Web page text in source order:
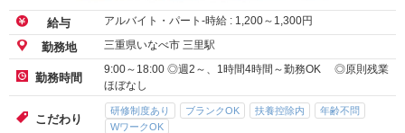
給与 アルバイト・パート-時給 : 1,200～ 1,300円
勤務地 三重県いなべ市 三里駅
勤務時間
9:00～18:00 ◎週2～、1時間4時間～勤務OK ◎原則残業
ほぼなし
こだわり
研修制度あり ブランクOK 扶養控除内
年齢不問
WワークOK